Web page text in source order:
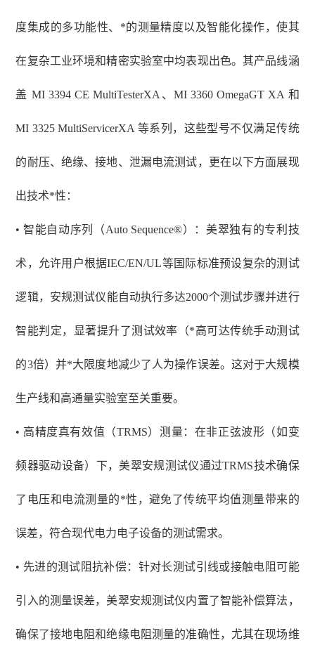
度集成的多功能性、*的测量精度以及智能化操作，使其
在复杂工业环境和精密实验室中均表现出色。其产品线涵
盖 MI 3394 CE MultiTesterXA、MI 3360 OmegaGT XA 和
MI 3325 MultiServicerXA 等系列，这些型号不仅满足传统
的耐压、绝缘、接地、泄漏电流测试，更在以下方面展现
出技术*性：
• 智能自动序列（Auto Sequence®）：美翠独有的专利技
术，允许用户根据IEC/EN/UL等国际标准预设复杂的测试
逻辑，安规测试仪能自动执行多达2000个测试步骤并进行
智能判定，显著提升了测试效率（*高可达传统手动测试
的3倍）并*大限度地减少了人为操作误差。这对于大规模
生产线和高通量实验室至关重要。
• 高精度真有效值（TRMS）测量：在非正弦波形（如变
频器驱动设备）下，美翠安规测试仪通过TRMS技术确保
了电压和电流测量的*性，避免了传统平均值测量带来的
误差，符合现代电力电子设备的测试需求。
• 先进的测试阻抗补偿：针对长测试引线或接触电阻可能
引入的测量误差，美翠安规测试仪内置了智能补偿算法，
确保了接地电阻和绝缘电阻测量的准确性，尤其在现场维